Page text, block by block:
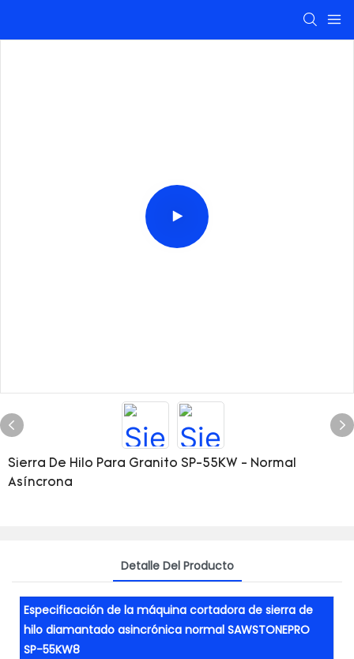
Sierra De Hilo Para Granito SP-55KW - Normal
Asíncrona
Detalle Del Producto
Especificación de la máquina cortadora de sierra de
hilo diamantado asincrónica normal SAWSTONEPRO
SP-55KW8